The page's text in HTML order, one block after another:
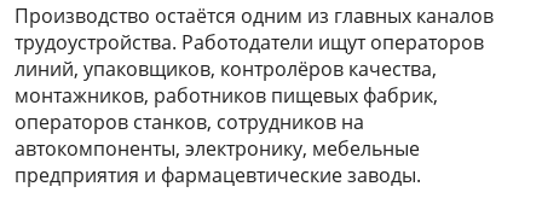
Производство остаётся одним из главных каналов
трудоустройства. Работодатели ищут операторов
линий, упаковщиков, контролёров качества,
монтажников, работников пищевых фабрик,
операторов станков, сотрудников на
автокомпоненты, электронику, мебельные
предприятия и фармацевтические заводы.